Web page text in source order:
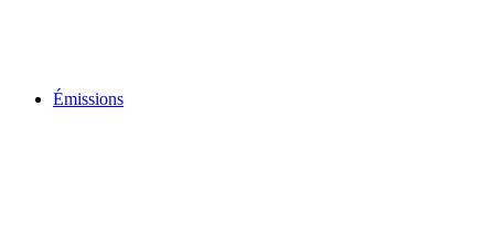
Émissions